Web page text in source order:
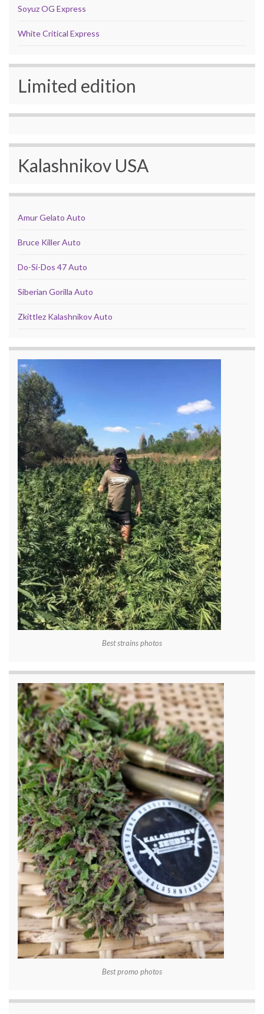
Soyuz OG Express
White Critical Express
Limited edition
Kalashnikov USA
Amur Gelato Auto
Bruce Killer Auto
Do-Si-Dos 47 Auto
Siberian Gorilla Auto
Zkittlez Kalashnikov Auto
Best strains photos
Best promo photos